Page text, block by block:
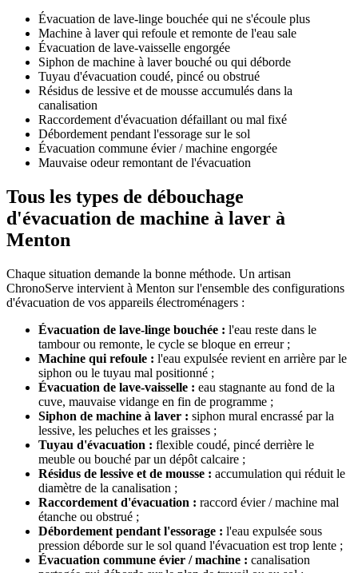
Évacuation de lave-linge bouchée qui ne s'écoule plus
Machine à laver qui refoule et remonte de l'eau sale
Évacuation de lave-vaisselle engorgée
Siphon de machine à laver bouché ou qui déborde
Tuyau d'évacuation coudé, pincé ou obstrué
Résidus de lessive et de mousse accumulés dans la
canalisation
Raccordement d'évacuation défaillant ou mal fixé
Débordement pendant l'essorage sur le sol
Évacuation commune évier / machine engorgée
Mauvaise odeur remontant de l'évacuation
Tous les types de débouchage
d'évacuation de machine à laver à
Menton
Chaque situation demande la bonne méthode. Un artisan
ChronoServe intervient à Menton sur l'ensemble des configurations
d'évacuation de vos appareils électroménagers :
Évacuation de lave-linge bouchée : l'eau reste dans le
tambour ou remonte, le cycle se bloque en erreur ;
Machine qui refoule : l'eau expulsée revient en arrière par le
siphon ou le tuyau mal positionné ;
Évacuation de lave-vaisselle : eau stagnante au fond de la
cuve, mauvaise vidange en fin de programme ;
Siphon de machine à laver : siphon mural encrassé par la
lessive, les peluches et les graisses ;
Tuyau d'évacuation : flexible coudé, pincé derrière le
meuble ou bouché par un dépôt calcaire ;
Résidus de lessive et de mousse : accumulation qui réduit le
diamètre de la canalisation ;
Raccordement d'évacuation : raccord évier / machine mal
étanche ou obstrué ;
Débordement pendant l'essorage : l'eau expulsée sous
pression déborde sur le sol quand l'évacuation est trop lente ;
Évacuation commune évier / machine : canalisation